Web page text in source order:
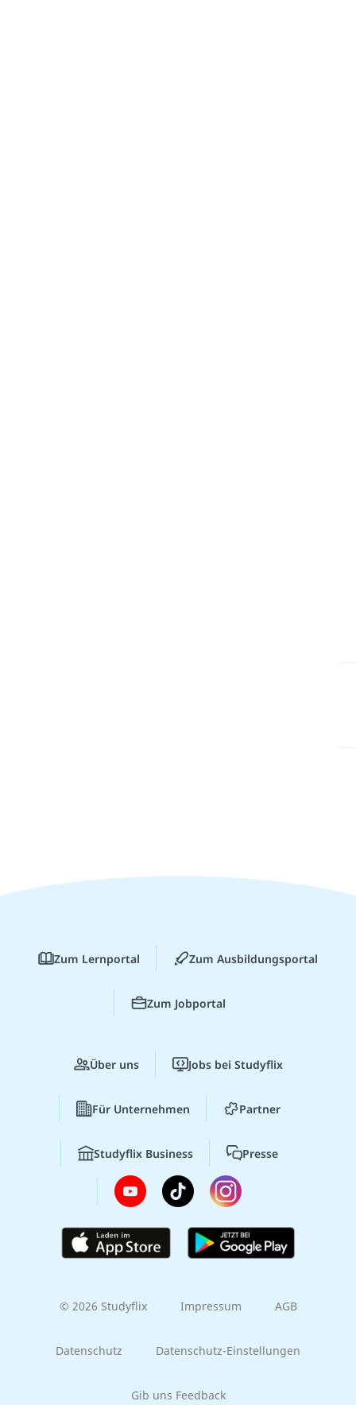
Zum Lernportal Zum Ausbildungsportal
Zum Jobportal
Über uns Jobs bei Studyflix
Für Unternehmen Partner
Studyflix Business Presse
© 2026 Studyflix Impressum AGB
Datenschutz Datenschutz-Einstellungen
Gib uns Feedback